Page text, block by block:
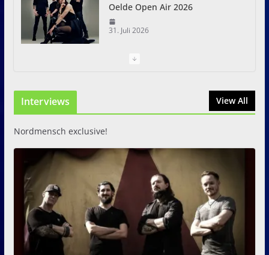
Oelde Open Air 2026
31. Juli 2026
I Prevail – Violent Nature
Interviews View All
Nordmensch exclusive!